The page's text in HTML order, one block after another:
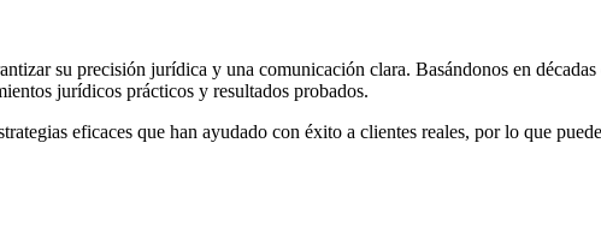
su precisión jurídica y una comunicación clara. Basándonos en
jurídicos prácticos y resultados probados.
eficaces que han ayudado con éxito a clientes reales, por lo que